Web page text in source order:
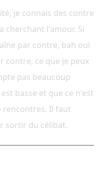
je connais des contre
cherchant l'amour. Si
par contre, bah oui
contre, ce que je peux
pas beaucoup
basse et que ce n'est
rencontres. Il faut
sortir du célibat.